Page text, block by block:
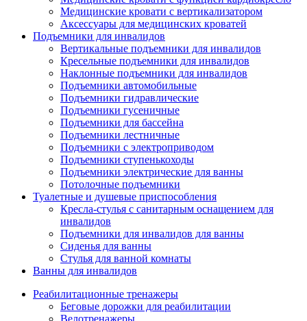
Медицинские кровати с вертикализатором
Аксессуары для медицинских кроватей
Подъемники для инвалидов
Вертикальные подъемники для инвалидов
Кресельные подъемники для инвалидов
Наклонные подъемники для инвалидов
Подъемники автомобильные
Подъемники гидравлические
Подъемники гусеничные
Подъемники для бассейна
Подъемники лестничные
Подъемники с электроприводом
Подъемники ступенькоходы
Подъемники электрические для ванны
Потолочные подъемники
Туалетные и душевые приспособления
Кресла-стулья с санитарным оснащением для
инвалидов
Подъемники для инвалидов для ванны
Сиденья для ванны
Стулья для ванной комнаты
Ванны для инвалидов
Реабилитационные тренажеры
Беговые дорожки для реабилитации
Велотренажеры